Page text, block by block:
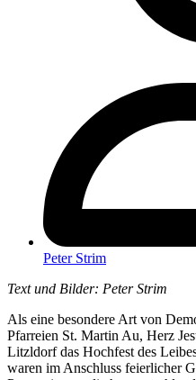
Peter Strim
Text und Bilder: Peter Strim
Als eine besondere Art von
Pfarreien St. Martin Au, Herz
Litzldorf das Hochfest des
waren im Anschluss feierlicher